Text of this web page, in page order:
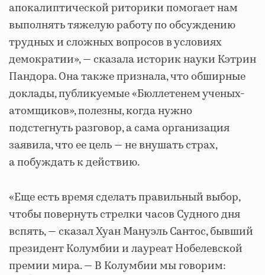
апокалиптической риторики помогает нам
выполнять тяжелую работу по обсуждению
трудных и сложных вопросов в условиях
демократии», — сказала историк науки Кэтрин
Пандора. Она также признала, что обширные
доклады, публикуемые «Бюллетенем ученых-
атомщиков», полезны, когда нужно
подстегнуть разговор, а сама организация
заявила, что ее цель — не внушать страх,
а побуждать к действию.
«Еще есть время сделать правильный выбор,
чтобы повернуть стрелки часов Судного дня
вспять, — сказал Хуан Мануэль Сантос, бывший
президент Колумбии и лауреат Нобелевской
премии мира. — В Колумбии мы говорим: